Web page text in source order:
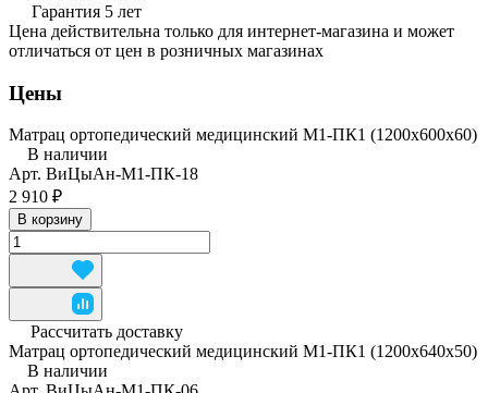
Гарантия 5 лет
Цена действительна только для интернет-магазина и может
отличаться от цен в розничных магазинах
Цены
Матрац ортопедический медицинский М1-ПК1 (1200x600x60)
В наличии
Арт. ВиЦыАн-М1-ПК-18
2 910 ₽
В корзину
Рассчитать доставку
Матрац ортопедический медицинский М1-ПК1 (1200x640x50)
В наличии